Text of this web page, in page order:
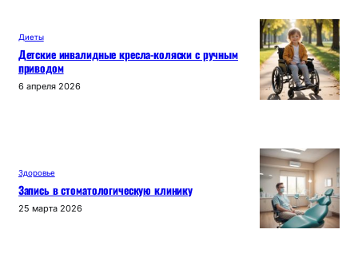
p
p
m
a в
Диеты
Детские инвалидные кресла-коляски с ручным
приводом
6 апреля 2026
Здоровье
Запись в стоматологическую клинику
25 марта 2026